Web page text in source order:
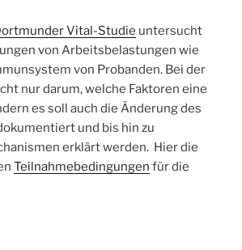
Vital-Studie untersucht
von Arbeitsbelastungen wie
von Probanden. Bei der
nur darum, welche Faktoren eine
es soll auch die Änderung des
und bis hin zu
erklärt werden. Hier die
Teilnahmebedingungen für die